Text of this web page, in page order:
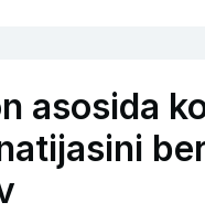
asosida